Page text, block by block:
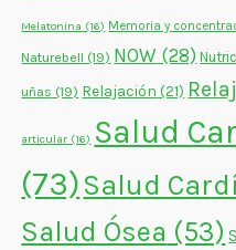
Melatonina (16) Memoria y
Naturebell (19) NOW (28)
uñas (19) Relajación (21)
articular (16) Salud
(73)Salud
Salud Ósea (53)